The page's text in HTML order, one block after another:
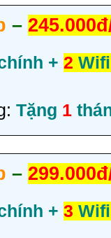
–
+ 2
Tặng 1
–
+ 3